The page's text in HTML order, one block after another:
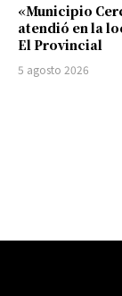
«Municipio
atendió en la
El Provincial
5 agosto 2026